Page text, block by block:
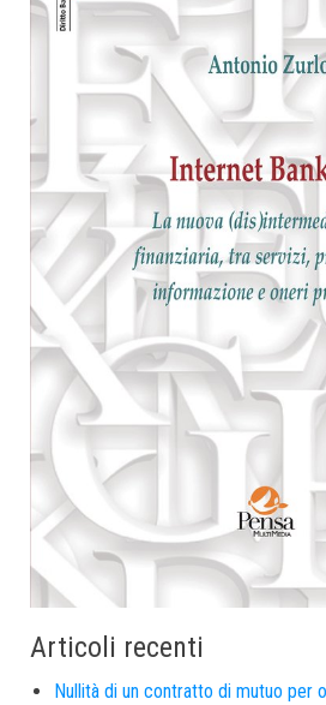
Articoli recenti
Nullità di un contratto di mutuo per